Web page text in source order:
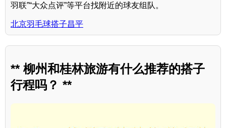
羽联”“大众点评”等平台找附近的球友组队。
北京羽毛球搭子昌平
** 柳州和桂林旅游有什么推荐的搭子
行程吗？ **